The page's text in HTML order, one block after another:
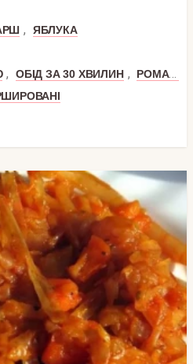
,
ЯБЛУКА
, ОБІД ЗА 30 ХВИЛИН ,
РОМАНТИЧНА ВЕЧЕРЯ